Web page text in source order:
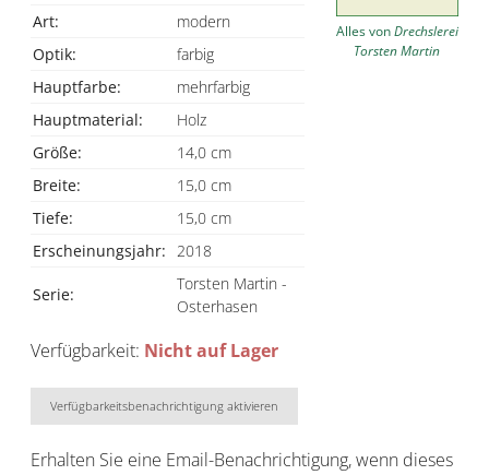
Art:
modern
Optik:
farbig
Hauptfarbe:
mehrfarbig
Hauptmaterial:
Holz
Größe:
14,0 cm
Breite:
15,0 cm
Tiefe:
15,0 cm
Erscheinungsjahr: 2018
Serie:
Torsten Martin -
Osterhasen
Alles vonDrechslerei
Torsten Martin
Verfügbarkeit: Nicht auf Lager
Verfügbarkeitsbenachrichtigung aktivieren
Erhalten Sie eine Email-Benachrichtigung, wenn dieses